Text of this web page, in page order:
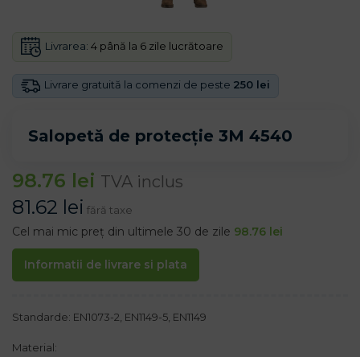
Salopetă de protecție 3M 4540
Livrare gratuită la comenzi de peste 250 lei
Livrarea: 4 până la 6 zile lucrătoare
98.76 lei TVA inclus
81.62 lei fără taxe
Cel mai mic preț din ultimele 30 de zile 98.76 lei
Informatii de livrare si plata
Standarde: EN1073-2, EN1149-5, EN1149
Material: